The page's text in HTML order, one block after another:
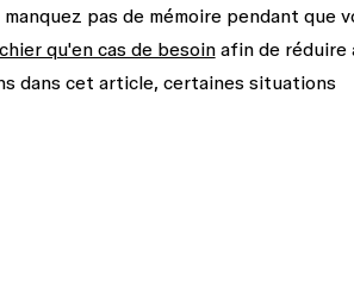
pas de mémoire pendant que
qu'en cas de besoinafin de réduire
dans cet article, certaines situations